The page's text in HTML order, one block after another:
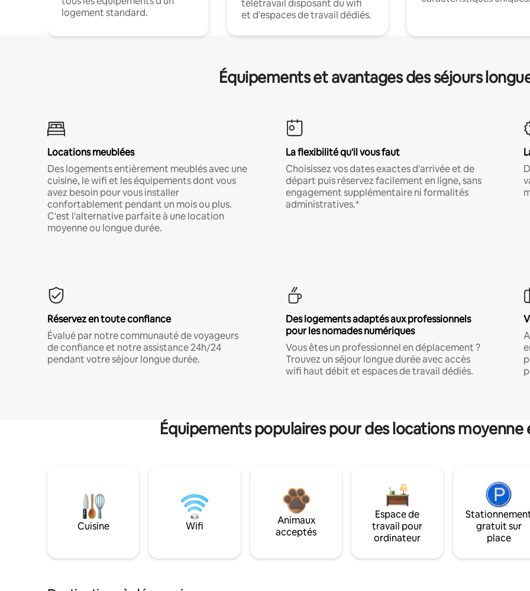
logement standard.
télétravail disposant du wifi
et d'espaces de travail dédiés.
Équipements et avantages des séjours
Locations meublées
Des logements entièrement meublés avec une
cuisine, le wifi et les équipements dont vous
avez besoin pour vous installer
confortablement pendant un mois ou plus.
C'est l'alternative parfaite à une location
moyenne ou longue durée.
La flexibilité qu'il vous faut
Choisissez vos dates exactes d'arrivée et de
départ puis réservez facilement en ligne, sans
engagement supplémentaire ni formalités
administratives.*
Réservez en toute confiance
Évalué par notre communauté de voyageurs
de confiance et notre assistance 24h/24
pendant votre séjour longue durée.
Des logements adaptés aux professionnels
pour les nomades numériques
Vous êtes un professionnel en déplacement ?
Trouvez un séjour longue durée avec accès
wifi haut débit et espaces de travail dédiés.
Équipements populaires pour des locations
Cuisine Wifi
Animaux
acceptés
Espace de
travail pour
ordinateur
gratuit sur
place